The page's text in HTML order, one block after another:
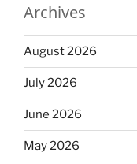
Archives
August 2026
July 2026
June 2026
May 2026